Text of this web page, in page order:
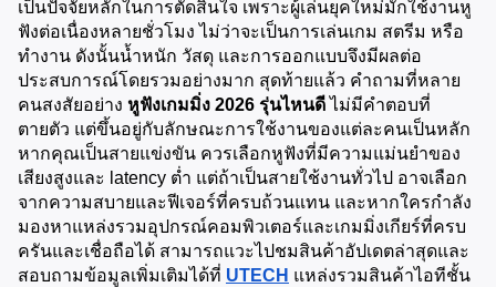
เป็นปัจจัยหลักในการตัดสินใจ เพราะผู้เล่นยุคใหม่มักใช้งานหู
ฟังต่อเนื่องหลายชั่วโมง ไม่ว่าจะเป็นการเล่นเกม สตรีม หรือ
ทำงาน ดังนั้นน้ำหนัก วัสดุ และการออกแบบจึงมีผลต่อ
ประสบการณ์โดยรวมอย่างมาก สุดท้ายแล้ว คำถามที่หลาย
คนสงสัยอย่าง หูฟังเกมมิ่ง 2026 รุ่นไหนดี ไม่มีคำตอบที่
ตายตัว แต่ขึ้นอยู่กับลักษณะการใช้งานของแต่ละคนเป็นหลัก
หากคุณเป็นสายแข่งขัน ควรเลือกหูฟังที่มีความแม่นยำของ
เสียงสูงและ latency ต่ำ แต่ถ้าเป็นสายใช้งานทั่วไป อาจเลือก
จากความสบายและฟีเจอร์ที่ครบถ้วนแทน และหากใครกำลัง
มองหาแหล่งรวมอุปกรณ์คอมพิวเตอร์และเกมมิ่งเกียร์ที่ครบ
ครันและเชื่อถือได้ สามารถแวะไปชมสินค้าอัปเดตล่าสุดและ
สอบถามข้อมูลเพิ่มเติมได้ที่ UTECH แหล่งรวมสินค้าไอทีชั้น